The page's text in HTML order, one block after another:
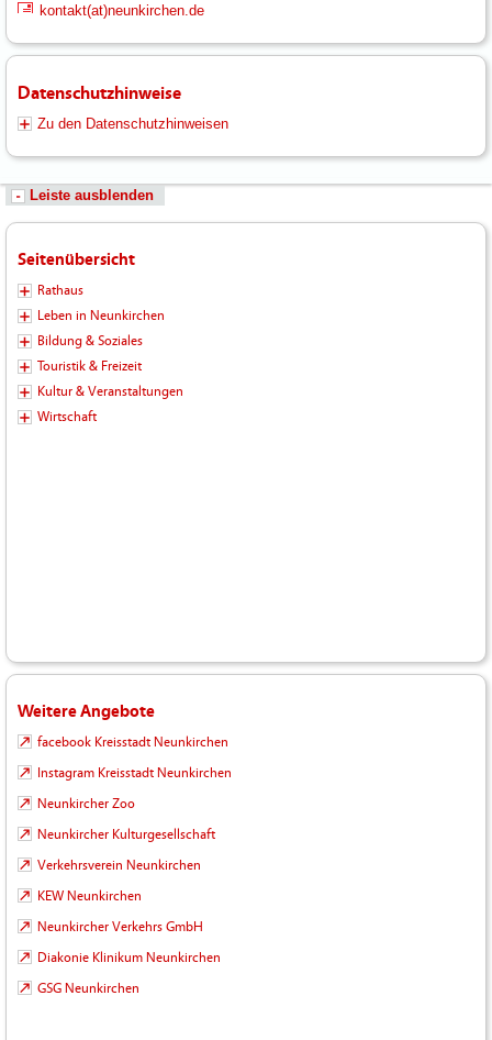
kontakt(at)neunkirchen.de
Datenschutzhinweise
Zu den Datenschutzhinweisen
Leiste ausblenden
Seitenübersicht
Rathaus
Leben in Neunkirchen
Bildung & Soziales
Touristik & Freizeit
Kultur & Veranstaltungen
Wirtschaft
Weitere Angebote
facebook Kreisstadt Neunkirchen
Instagram Kreisstadt Neunkirchen
Neunkircher Zoo
Neunkircher Kulturgesellschaft
Verkehrsverein Neunkirchen
KEW Neunkirchen
Neunkircher Verkehrs GmbH
Diakonie Klinikum Neunkirchen
GSG Neunkirchen